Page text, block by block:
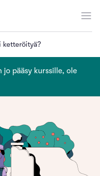
ketteröityä?
jo pääsy kurssille, ole